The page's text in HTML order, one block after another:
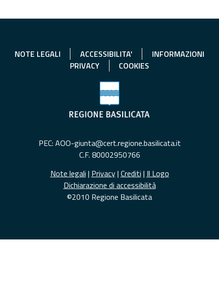
NOTE LEGALI ACCESSIBILITA'
INFORMAZIONI
PRIVACY
COOKIES
PEC: AOO-giunta@cert.regione.basilicata.it
C.F. 80002950766
Note legali | Privacy| Crediti | Il Logo
Dichiarazione di accessibilità
©2010 Regione Basilicata